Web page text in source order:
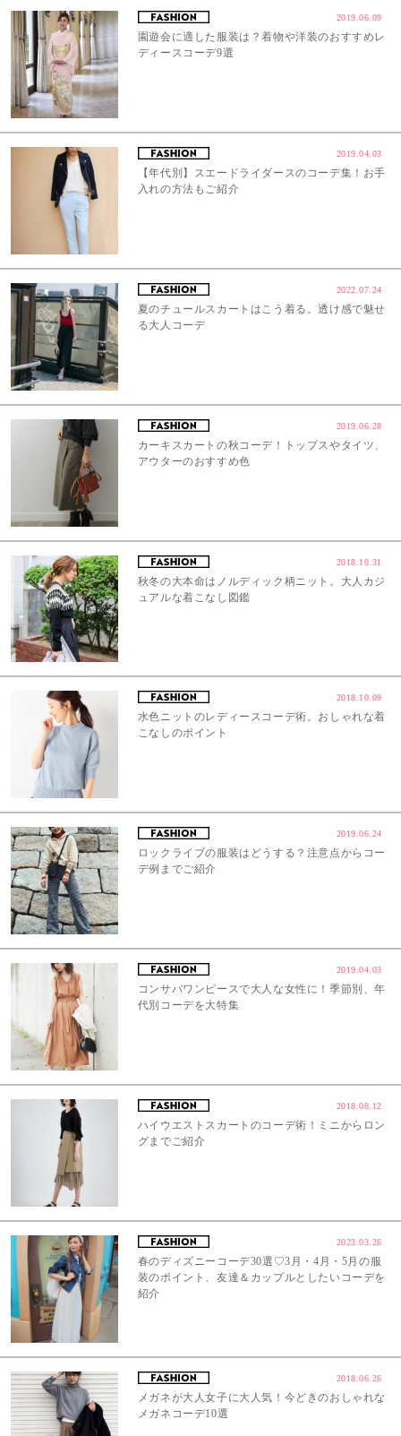
2019.06.09
園遊会に適した服装は？着物や洋装のおすすめレ
ディースコーデ9選
2019.04.03
【年代別】スエードライダースのコーデ集！お手
入れの方法もご紹介
2022.07.24
夏のチュールスカートはこう着る。透け感で魅せ
る大人コーデ
2019.06.28
カーキスカートの秋コーデ！トップスやタイツ、
アウターのおすすめ色
2018.10.31
秋冬の大本命はノルディック柄ニット。大人カジ
ュアルな着こなし図鑑
2018.10.09
水色ニットのレディースコーデ術。おしゃれな着
こなしのポイント
2019.06.24
ロックライブの服装はどうする？注意点からコー
デ例までご紹介
2019.04.03
コンサバワンピースで大人な女性に！季節別、年
代別コーデを大特集
2018.08.12
ハイウエストスカートのコーデ術！ミニからロン
グまでご紹介
2023.03.26
春のディズニーコーデ30選♡3月・4月・5月の服
装のポイント、友達＆カップルとしたいコーデを
紹介
2018.06.26
メガネが大人女子に大人気！今どきのおしゃれな
メガネコーデ10選